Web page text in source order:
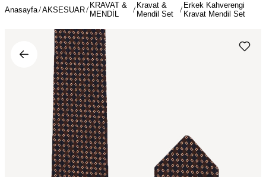
Anasayfa AKSESUAR
KRAVAT &
MENDİL
Kravat &
Mendil Set
Erkek Kahverengi
Kravat Mendil Set